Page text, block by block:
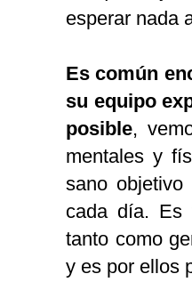
esperar nada
Es común
su equipo
posible,
mentales y
sano
cada día. Es
tanto como
y es por ellos